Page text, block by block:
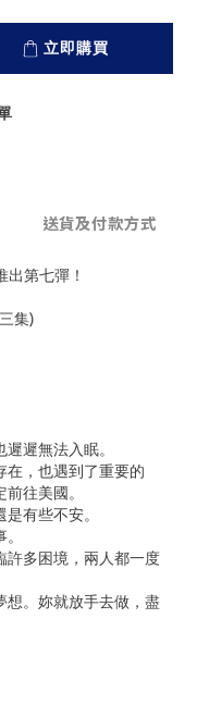
立即購買
送貨及付款方式
第七彈！
集)
遲無法入眠。
在，也遇到了重要的
往美國。
有些不安。
許多困境，兩人都一度
。妳就放手去做，盡